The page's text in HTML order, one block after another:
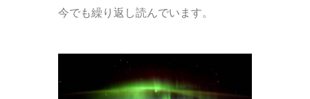
今でも繰り返し読んでいます。